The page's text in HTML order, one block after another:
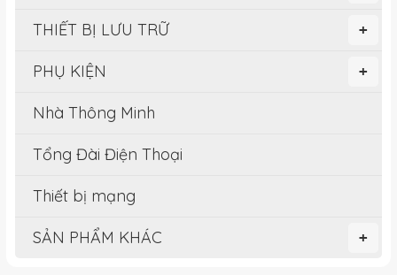
+
THIẾT BỊ LƯU TRỮ
+
PHỤ KIỆN
Nhà Thông Minh
Tổng Đài Điện Thoại
Thiết bị mạng
+
SẢN PHẨM KHÁC